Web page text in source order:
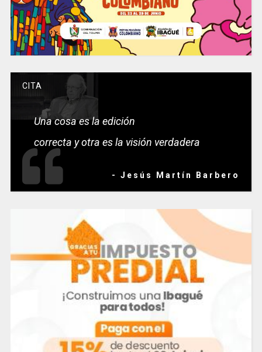
CITA
Una cosa es la edición
correcta y otra es la visión verdadera
- Jesús Martín Barbero